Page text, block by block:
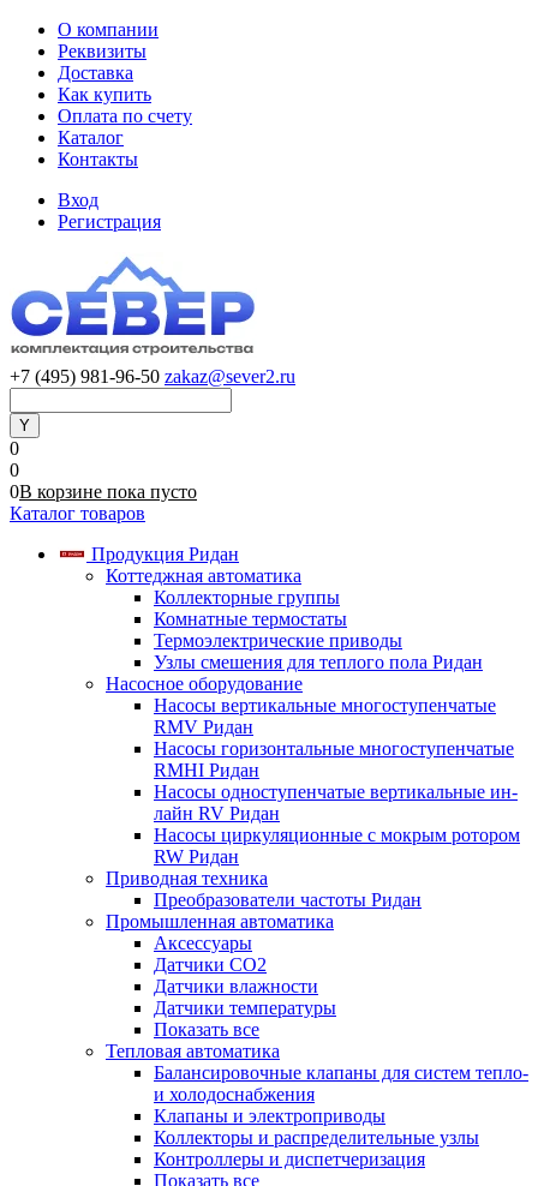
О компании
Реквизиты
Доставка
Как купить
Оплата по счету
Каталог
Контакты
Вход
Регистрация
+7 (495) 981-96-50 zakaz@sever2.ru
0
0
0В корзине пока пусто
Каталог товаров
Продукция Ридан
Коттеджная автоматика
Коллекторные группы
Комнатные термостаты
Термоэлектрические приводы
Узлы смешения для теплого пола Ридан
Насосное оборудование
Насосы вертикальные многоступенчатые
RMV Ридан
Насосы горизонтальные многоступенчатые
RMHI Ридан
Насосы одноступенчатые вертикальные ин-
лайн RV Ридан
Насосы циркуляционные с мокрым ротором
RW Ридан
Приводная техника
Преобразователи частоты Ридан
Промышленная автоматика
Аксессуары
Датчики CO2
Датчики влажности
Датчики температуры
Показать все
Тепловая автоматика
Балансировочные клапаны для систем тепло-
и холодоснабжения
Клапаны и электроприводы
Коллекторы и распределительные узлы
Контроллеры и диспетчеризация
Показать все